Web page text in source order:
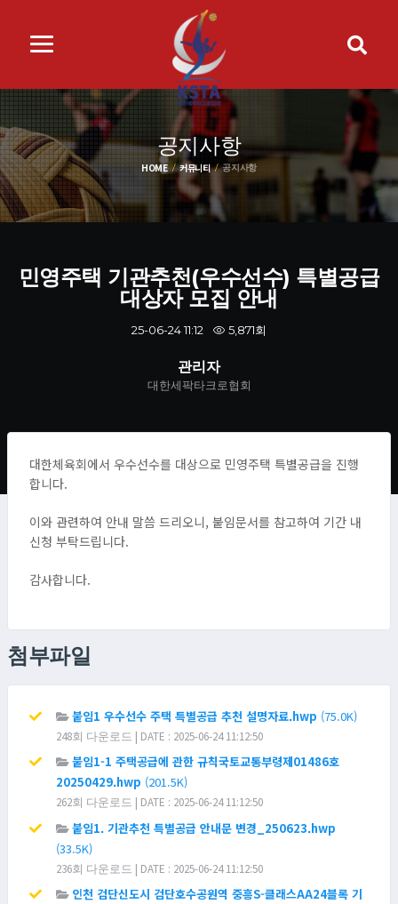
공지사항
HOME 커뮤니티 공지사항
민영주택 기관추천(우수선수) 특별공급
대상자 모집 안내
25-06-24 11:12 5,871회
관리자
대한세팍타크로협회
대한체육회에서 우수선수를 대상으로 민영주택 특별공급을 진행
합니다.
이와 관련하여 안내 말씀 드리오니, 붙임문서를 참고하여 기간 내
신청 부탁드립니다.
감사합니다.
첨부파일
붙임1 우수선수 주택 특별공급 추천 설명자료.hwp (75.0K)
248회 다운로드 | DATE : 2025-06-24 11:12:50
붙임1-1 주택공급에 관한 규칙국토교통부령제01486호
20250429.hwp (201.5K)
262회 다운로드 | DATE : 2025-06-24 11:12:50
붙임1. 기관추천 특별공급 안내문 변경_250623.hwp
(33.5K)
236회 다운로드 | DATE : 2025-06-24 11:12:50
인천 검단신도시 검단호수공원역 중흥S-클래스AA24블록 기